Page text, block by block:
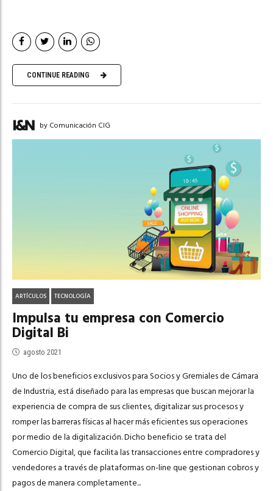
CONTINUE READING
by Comunicación CIG
ARTÍCULOS TECNOLOGÍA
Impulsa tu empresa con Comercio
Digital Bi
agosto 2021
Uno de los benefi­cios exclusivos para Socios y Gremiales de Cámara
de Industria, está diseñado para las empresas que buscan mejorar la
experiencia de compra de sus clientes, digitalizar sus procesos y
romper las barreras físicas al hacer más e­ficientes sus operaciones
por medio de la digitalización. Dicho beneficio se trata del
Comercio Digital, que facilita las transacciones entre compradores y
vendedores a través de plataformas on-line que gestionan cobros y
pagos de manera completamente...